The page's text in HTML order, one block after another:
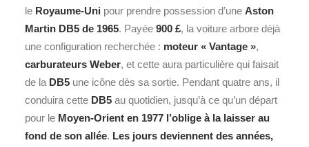
le Royaume-Uni pour prendre possession d’une Aston
Martin DB5 de 1965. Payée 900 £, la voiture arbore déjà
une configuration recherchée : moteur « Vantage »,
carburateurs Weber, et cette aura particulière qui faisait
de la DB5 une icône dès sa sortie. Pendant quatre ans, il
conduira cette DB5 au quotidien, jusqu’à ce qu’un départ
pour le Moyen-Orient en 1977 l’oblige à la laisser au
fond de son allée. Les jours deviennent des années,